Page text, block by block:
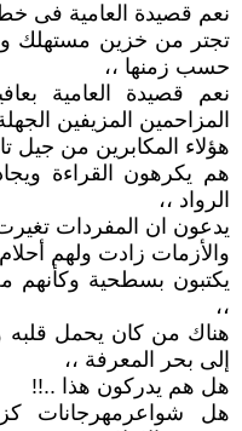
نعم قصيدة العامية فى
تجتر من خزين مستهلك
حسب زمنها ،،
نعم قصيدة العامية
المزاحمين المزيفين
هؤلاء المكابرين من جيل
هم يكرهون القراءة
الرواد ،،
يدعون ان المفردات
والأزمات زادت ولهم
يكتبون بسطحية وكأنهم
،،
هناك من كان يحمل
إلى بحر المعرفة ،،
هل هم يدركون هذا ..!!
هل شواعرمهرجانات